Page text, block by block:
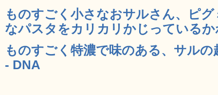
ものすごく小さなおサルさん、ピ
なパスタをカリカリかじっている
ものすごく特濃で味のある、サル
- DNA